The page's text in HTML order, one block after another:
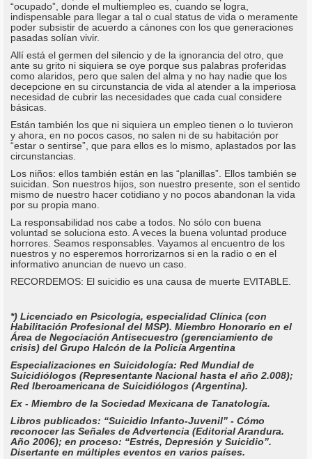
“ocupado”, donde el multiempleo es, cuando se logra,
indispensable para llegar a tal o cual status de vida o meramente
poder subsistir de acuerdo a cánones con los que generaciones
pasadas solían vivir.
Allí está el germen del silencio y de la ignorancia del otro, que
ante su grito ni siquiera se oye porque sus palabras proferidas
como alaridos, pero que salen del alma y no hay nadie que los
decepcione en su circunstancia de vida al atender a la imperiosa
necesidad de cubrir las necesidades que cada cual considere
básicas.
Están también los que ni siquiera un empleo tienen o lo tuvieron
y ahora, en no pocos casos, no salen ni de su habitación por
“estar o sentirse”, que para ellos es lo mismo, aplastados por las
circunstancias.
Los niños: ellos también están en las “planillas”. Ellos también se
suicidan. Son nuestros hijos, son nuestro presente, son el sentido
mismo de nuestro hacer cotidiano y no pocos abandonan la vida
por su propia mano.
La responsabilidad nos cabe a todos. No sólo con buena
voluntad se soluciona esto. A veces la buena voluntad produce
horrores. Seamos responsables. Vayamos al encuentro de los
nuestros y no esperemos horrorizarnos si en la radio o en el
informativo anuncian de nuevo un caso.
RECORDEMOS: El suicidio es una causa de muerte EVITABLE.
*) Licenciado en Psicología, especialidad Clínica (con
Habilitación Profesional del MSP). Miembro Honorario en el
Área de Negociación Antisecuestro (gerenciamiento de
crisis) del Grupo Halcón de la Policía Argentina
Especializaciones en Suicidología: Red Mundial de
Suicidiólogos (Representante Nacional hasta el año 2.008);
Red Iberoamericana de Suicidiólogos (Argentina).
Ex - Miembro de la Sociedad Mexicana de Tanatología.
Libros publicados: “Suicidio Infanto-Juvenil” - Cómo
reconocer las Señales de Advertencia (Editorial Arandura.
Año 2006); en proceso: “Estrés, Depresión y Suicidio”.
Disertante en múltiples eventos en varios países.